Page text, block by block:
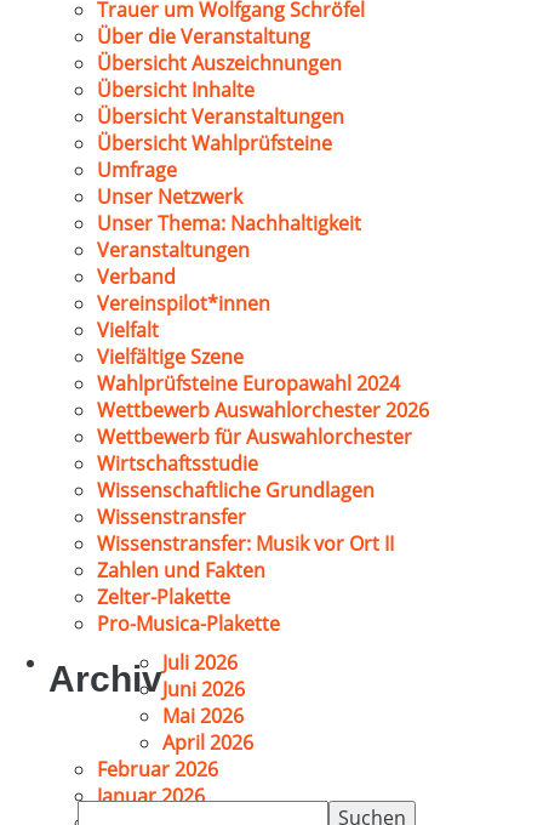
Trauer um Wolfgang Schröfel
Über die Veranstaltung
Übersicht Auszeichnungen
Übersicht Inhalte
Übersicht Veranstaltungen
Übersicht Wahlprüfsteine
Umfrage
Unser Netzwerk
Unser Thema: Nachhaltigkeit
Veranstaltungen
Verband
Vereinspilot*innen
Vielfalt
Vielfältige Szene
Wahlprüfsteine Europawahl 2024
Wettbewerb Auswahlorchester 2026
Wettbewerb für Auswahlorchester
Wirtschaftsstudie
Wissenschaftliche Grundlagen
Wissenstransfer
Wissenstransfer: Musik vor Ort II
Zahlen und Fakten
Zelter-Plakette
Pro-Musica-Plakette
ArchivJuli 2026
Juni 2026
Mai 2026
April 2026
Februar 2026
Januar 2026